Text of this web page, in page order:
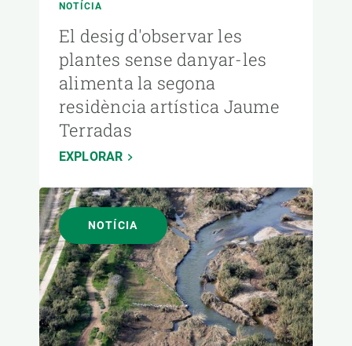
NOTÍCIA
El desig d'observar les
plantes sense danyar-les
alimenta la segona
residència artística Jaume
Terradas
EXPLORAR
NOTÍCIA